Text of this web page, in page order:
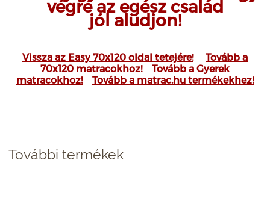
végre az egész család
jól aludjon!
Vissza az Easy 70x120 oldal tetejére!
Tovább a
70x120 matracokhoz!
Tovább a Gyerek
matracokhoz!
Tovább a matrac.hu termékekhez!
További termékek